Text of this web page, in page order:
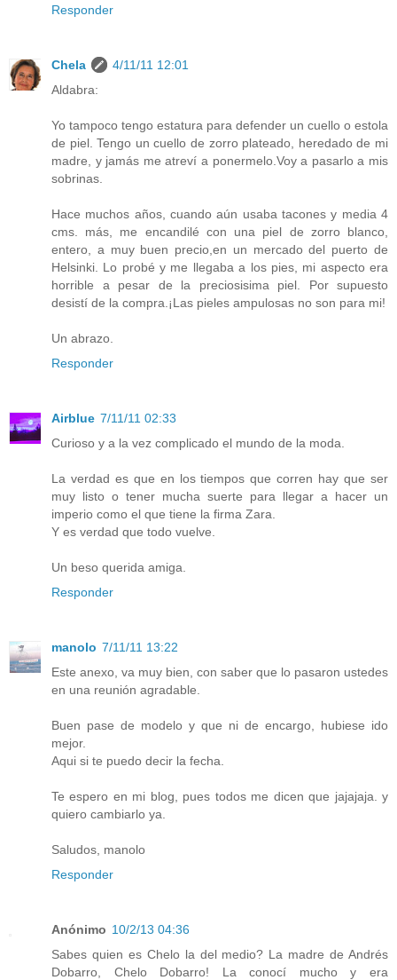
Responder
Chela
4/11/11 12:01
Aldabra:
Yo tampoco tengo estatura para defender un cuello o estola
de piel. Tengo un cuello de zorro plateado, heredado de mi
madre, y jamás me atreví a ponermelo.Voy a pasarlo a mis
sobrinas.
Hace muchos años, cuando aún usaba tacones y media 4
cms. más, me encandilé con una piel de zorro blanco,
entero, a muy buen precio,en un mercado del puerto de
Helsinki. Lo probé y me llegaba a los pies, mi aspecto era
horrible a pesar de la preciosisima piel. Por supuesto
desistí de la compra.¡Las pieles ampulosas no son para mi!
Un abrazo.
Responder
Airblue 7/11/11 02:33
Curioso y a la vez complicado el mundo de la moda.
La verdad es que en los tiempos que corren hay que ser
muy listo o tener mucha suerte para llegar a hacer un
imperio como el que tiene la firma Zara.
Y es verdad que todo vuelve.
Un beso querida amiga.
Responder
manolo 7/11/11 13:22
Este anexo, va muy bien, con saber que lo pasaron ustedes
en una reunión agradable.
Buen pase de modelo y que ni de encargo, hubiese ido
mejor.
Aqui si te puedo decir la fecha.
Te espero en mi blog, pues todos me dicen que jajajaja. y
quiero cambiarlo ya.
Saludos, manolo
Responder
Anónimo 10/2/13 04:36
Sabes quien es Chelo la del medio? La madre de Andrés
Dobarro, Chelo Dobarro! La conocí mucho y era